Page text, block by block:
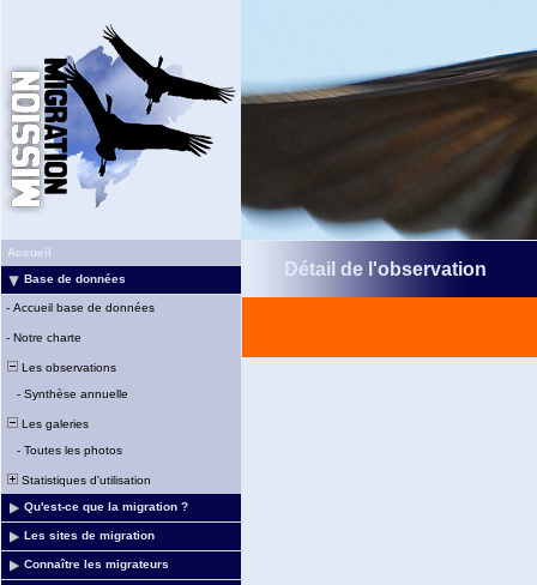
Accueil
Base de données
- Accueil base de données
- Notre charte
Les observations
- Synthèse annuelle
Les galeries
- Toutes les photos
Statistiques d'utilisation
Qu'est-ce que la migration ?
Les sites de migration
Connaître les migrateurs
Détail de l'observation